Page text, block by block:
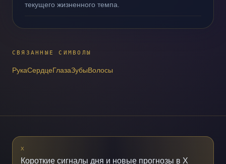
текущего жизненного темпа.
СВЯЗАННЫЕ СИМВОЛЫ
РукаСердцеГлазаЗубыВолосы
X
Короткие сигналы дня и новые прогнозы в X